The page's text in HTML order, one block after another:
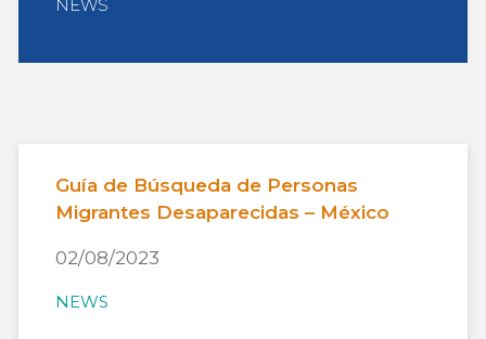
NEWS
Guía de Búsqueda de Personas
Migrantes Desaparecidas – México
02/08/2023
NEWS